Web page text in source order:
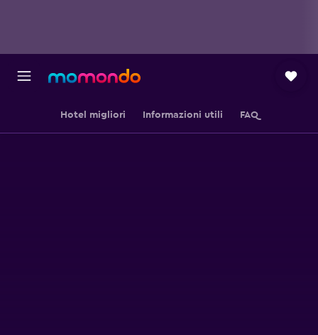
Hotel migliori Informazioni utili FAQ